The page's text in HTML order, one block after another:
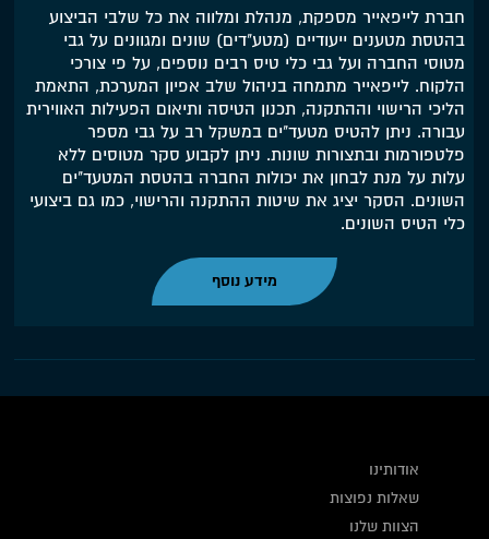
חברת לייפאייר מספקת, מנהלת ומלווה את כל שלבי הביצוע
בהטסת מטענים ייעודיים (מטע"דים) שונים ומגוונים על גבי
מטוסי החברה ועל גבי כלי טיס רבים נוספים, על פי צורכי
הלקוח. לייפאייר מתמחה בניהול שלב אפיון המערכת, התאמת
הליכי הרישוי וההתקנה, תכנון הטיסה ותיאום הפעילות האווירית
עבורה. ניתן להטיס מטעד"ים במשקל רב על גבי מספר
פלטפורמות ובתצורות שונות. ניתן לקבוע סקר מטוסים ללא
עלות על מנת לבחון את יכולות החברה בהטסת המטעד"ים
השונים. הסקר יציג את שיטות ההתקנה והרישוי, כמו גם ביצועי
כלי הטיס השונים.
מידע נוסף
אודותינו
שאלות נפוצות
הצוות שלנו